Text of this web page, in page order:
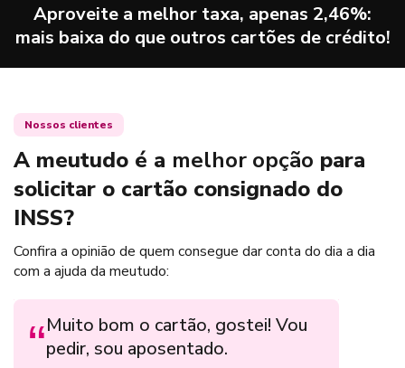
Aproveite a melhor taxa, apenas 2,46%:
mais baixa do que outros cartões de crédito!
Nossos clientes
A meutudo é a melhor opção para
solicitar o cartão consignado do
INSS?
Confira a opinião de quem consegue dar conta do dia a dia
com a ajuda da meutudo:
Muito bom o cartão, gostei! Vou
pedir, sou aposentado.